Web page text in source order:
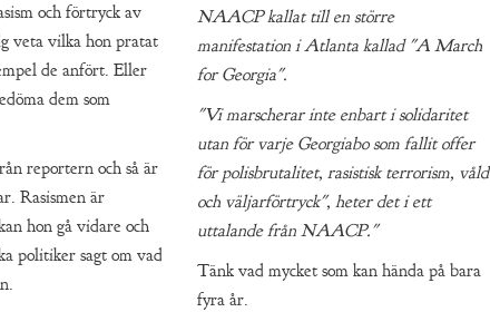
och förtryck av
veta vilka hon pratat
de anfört. Eller
dem som
reportern och så är
Rasismen är
hon gå vidare och
politiker sagt om vad
NAACP kallat till en större
manifestation i Atlanta kallad "A March
for Georgia".
"Vi marscherar inte enbart i solidaritet
utan för varje Georgiabo som fallit offer
för polisbrutalitet, rasistisk terrorism, våld
och väljarförtryck", heter det i ett
uttalande från NAACP."
Tänk vad mycket som kan hända på bara
fyra år.